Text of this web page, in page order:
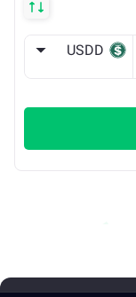
USDD